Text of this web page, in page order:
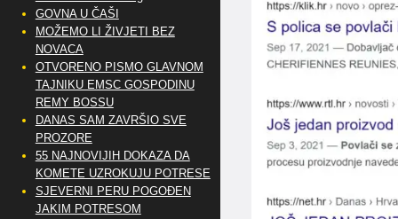
GOVNA U ČAŠI
MOŽEMO LI ŽIVJETI BEZ
NOVACA
OTVORENO PISMO GLAVNOM
TAJNIKU EMSC GOSPODINU
REMY BOSSU
DANAS SAM ZAVRŠIO SVE
PROZORE
55 NAJNOVIJIH DOKAZA DA
KOMETE UZROKUJU POTRESE
SJEVERNI PERU POGOĐEN
JAKIM POTRESOM